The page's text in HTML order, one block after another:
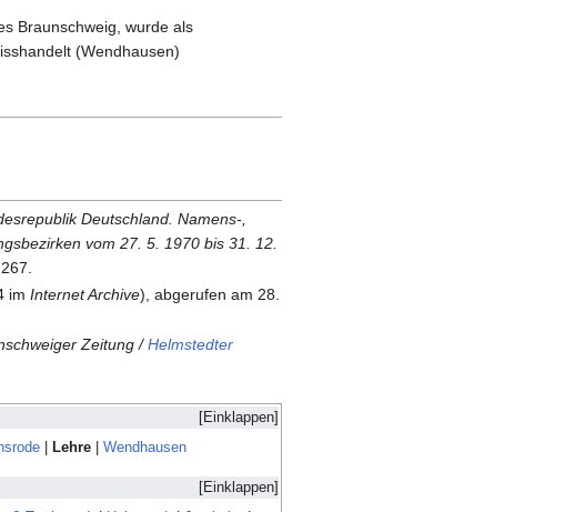
Braunschweig, wurde als
(Wendhausen)
Deutschland. Namens-,
vom 27. 5. 1970 bis 31. 12.
im Internet Archive), abgerufen am 28.
Zeitung /Helmstedter
| Lehre | Wendhausen